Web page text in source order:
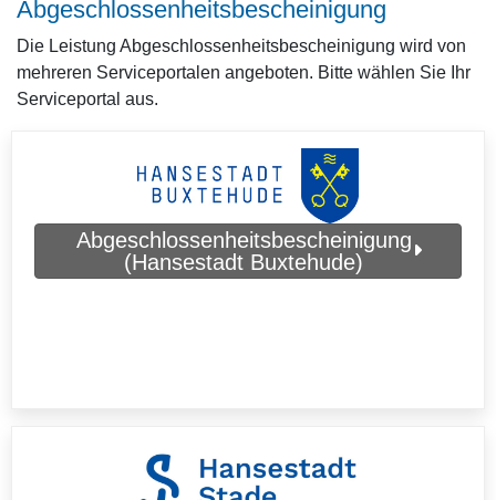
Abgeschlossenheitsbescheinigung
Die Leistung Abgeschlossenheitsbescheinigung wird von
mehreren Serviceportalen angeboten. Bitte wählen Sie Ihr
Serviceportal aus.
Abgeschlossenheitsbescheinigung
(Hansestadt Buxtehude)